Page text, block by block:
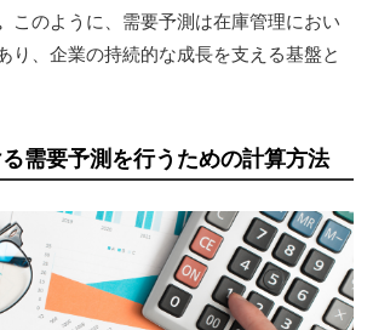
このように、需要予測は在庫管理におい
り、企業の持続的な成長を支える基盤と
需要予測を行うための計算方法